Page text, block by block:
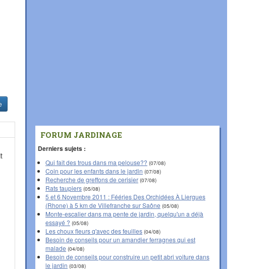
FORUM JARDINAGE
Derniers sujets :
Qui fait des trous dans ma pelouse?? (07/08)
Coin pour les enfants dans le jardin (07/08)
Recherche de greffons de cerisier (07/08)
Rats taupiers (05/08)
5 et 6 Novembre 2011 : Fééries Des Orchidées À Liergues
(Rhone) à 5 km de Villefranche sur Saône (05/08)
Monte-escalier dans ma pente de jardin, quelqu'un a déjà
essayé ? (05/08)
Les choux fleurs q'avec des feuilles (04/08)
Besoin de conseils pour un amandier ferragnes qui est
malade (04/08)
Besoin de conseils pour construire un petit abri voiture dans
le jardin (03/08)